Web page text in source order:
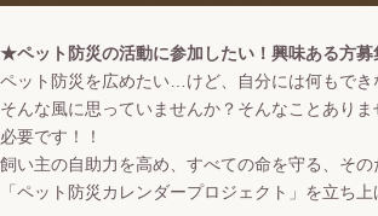
★ペット防災の活動に参加したい！興味ある方募
ペット防災を広めたい…けど、自分には何もで
そんな風に思っていませんか？そんなことあり
必要です！！
飼い主の自助力を高め、すべての命を守る、そ
「ペット防災カレンダープロジェクト」を立ち上